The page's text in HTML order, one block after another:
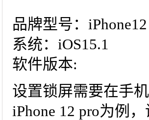
品牌型号：
系统：iOS15.1
软件版本:
设置锁屏需要在手
iPhone 12 pro为例